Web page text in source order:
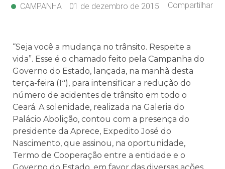
CAMPANHA 01 de dezembro de 2015 Compartilhar
“Seja você a mudança no trânsito. Respeite a
vida”. Esse é o chamado feito pela Campanha do
Governo do Estado, lançada, na manhã desta
terça-feira (1ª), para intensificar a redução do
número de acidentes de trânsito em todo o
Ceará. A solenidade, realizada na Galeria do
Palácio Abolição, contou com a presença do
presidente da Aprece, Expedito José do
Nascimento, que assinou, na oportunidade,
Termo de Cooperação entre a entidade e o